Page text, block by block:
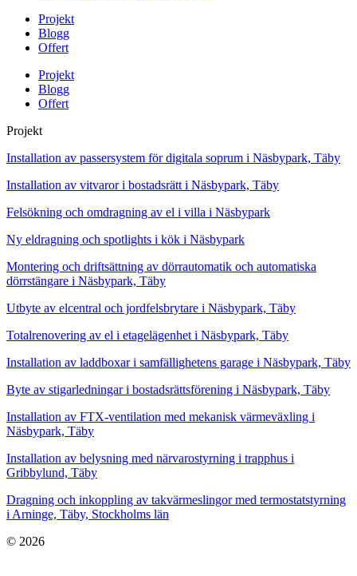
Projekt
Blogg
Offert
Projekt
Blogg
Offert
Projekt
Installation av passersystem för digitala soprum i Näsbypark, Täby
Installation av vitvaror i bostadsrätt i Näsbypark, Täby
Felsökning och omdragning av el i villa i Näsbypark
Ny eldragning och spotlights i kök i Näsbypark
Montering och driftsättning av dörrautomatik och automatiska
dörrstängare i Näsbypark, Täby
Utbyte av elcentral och jordfelsbrytare i Näsbypark, Täby
Totalrenovering av el i etagelägenhet i Näsbypark, Täby
Installation av laddboxar i samfällighetens garage i Näsbypark, Täby
Byte av stigarledningar i bostadsrättsförening i Näsbypark, Täby
Installation av FTX-ventilation med mekanisk värmeväxling i
Näsbypark, Täby
Installation av belysning med närvarostyrning i trapphus i
Gribbylund, Täby
Dragning och inkoppling av takvärmeslingor med termostatstyrning
i Arninge, Täby, Stockholms län
© 2026